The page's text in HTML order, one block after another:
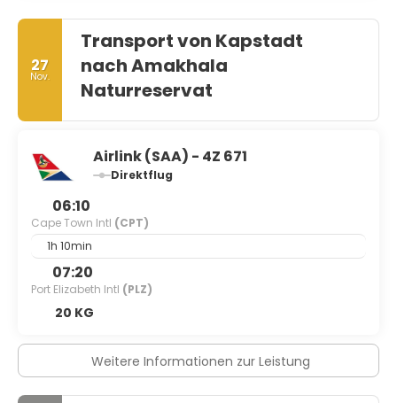
27
Nov.
Transport von Kapstadt
nach Amakhala
Naturreservat
Airlink (SAA) - 4Z 671
Direktflug
06:10
Cape Town Intl (CPT)
1h 10min
07:20
Port Elizabeth Intl (PLZ)
20 KG
Weitere Informationen zur Leistung